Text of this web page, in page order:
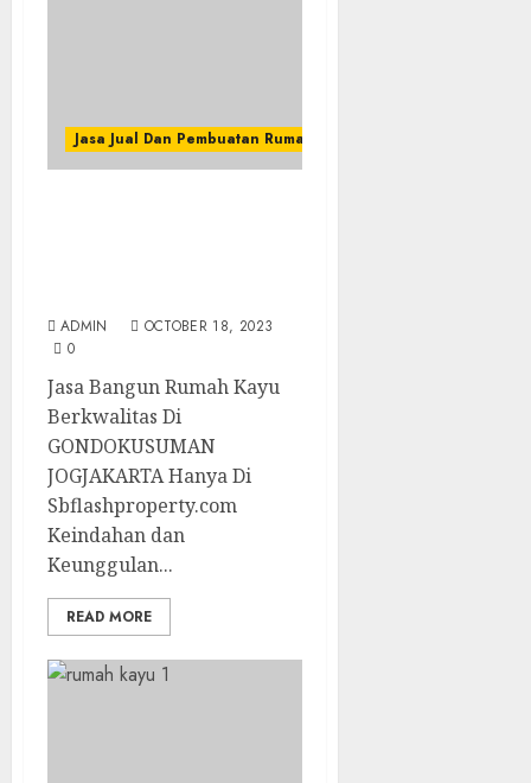
Jasa Jual Dan Pembuatan Rumah Kayu
ADMIN
OCTOBER 18, 2023
0
Jasa Bangun Rumah Kayu
Berkwalitas Di
GONDOKUSUMAN
JOGJAKARTA Hanya Di
Sbflashproperty.com
Keindahan dan
Keunggulan...
READ MORE